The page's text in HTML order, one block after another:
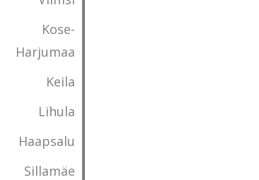
Kose-
Harjumaa
Keila
Lihula
Haapsalu
Sillamäe